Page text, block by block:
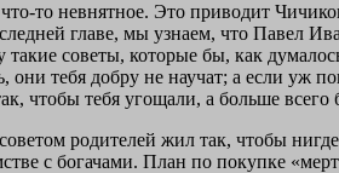
то невнятное. Это приводит
главе, мы узнаем, что Павел
такие советы, которые бы, как
тебя добру не научат; а если уж
чтобы тебя угощали, а больше
родителей жил так, чтобы
с богачами. План по покупке